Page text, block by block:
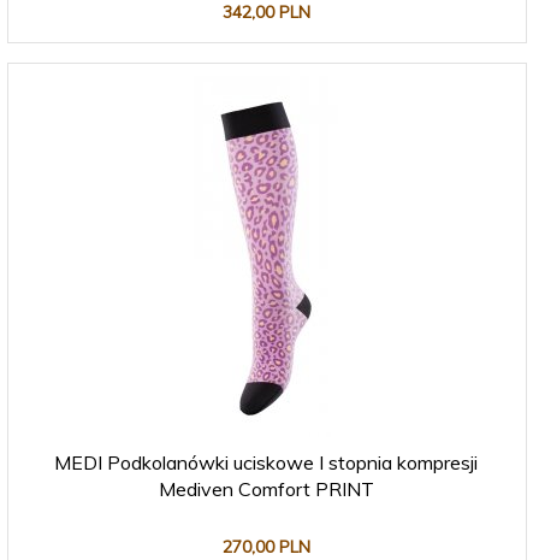
342,00 PLN
MEDI Podkolanówki uciskowe I stopnia kompresji
Mediven Comfort PRINT
270,00 PLN